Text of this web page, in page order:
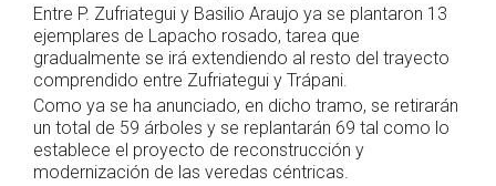
Entre P. Zufriategui y Basilio Araujo ya se plantaron 13
ejemplares de Lapacho rosado, tarea que
gradualmente se irá extendiendo al resto del trayecto
comprendido entre Zufriategui y Trápani.
Como ya se ha anunciado, en dicho tramo, se retirarán
un total de 59 árboles y se replantarán 69 tal como lo
establece el proyecto de reconstrucción y
modernización de las veredas céntricas.